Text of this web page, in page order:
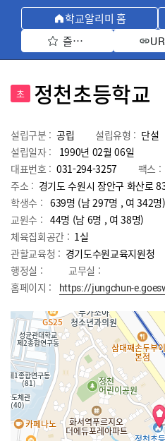
학교알리미 홈
즐겨찾기 선택
초 정천초등학교
설립구분 : 공립 설립유형 : 단설
설립일자 :
1990년 02월 06일
대표번호 : 031-294-3257 팩스 :
주소 : 경기도 수원시 장안구 화산로
학생수 : 639명 (남 297명 , 여 342명)
교원수 : 44명 (남 6명 , 여38명)
체육집회공간 : 1실
관할교육청 : 경기도수원교육지원청
행정실 :
교무실 :
홈페이지 :
https://jungchun-